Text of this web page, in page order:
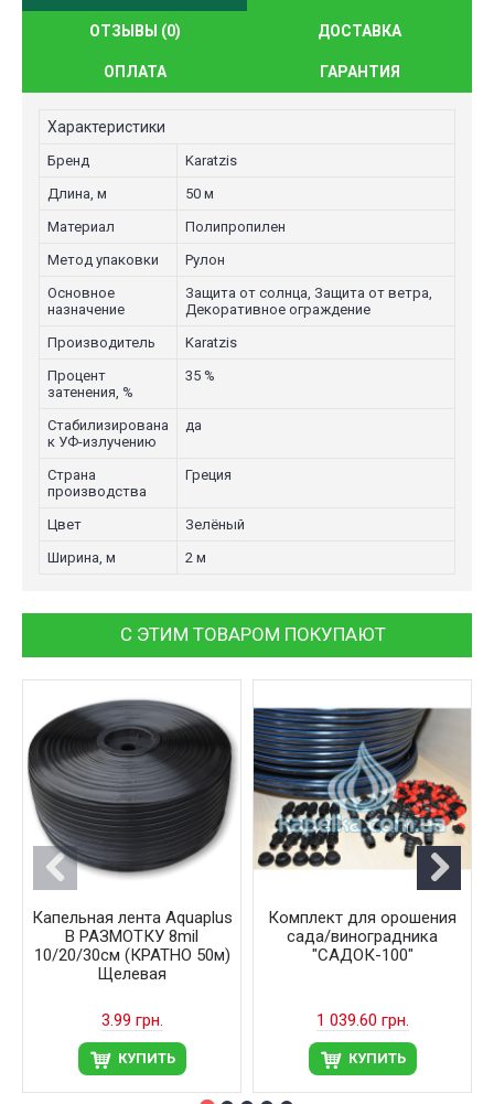
ОТЗЫВЫ (0) ДОСТАВКА
ОПЛАТА ГАРАНТИЯ
Характеристики
Бренд
Karatzis
Длина, м
50 м
Материал
Полипропилен
Метод упаковки
Рулон
Основное
назначение
Защита от солнца, Защита от ветра,
Декоративное ограждение
Производитель
Karatzis
Процент
затенения, %
35 %
Стабилизирована
к УФ-излучению
да
Страна
производства
Греция
Цвет
Зелёный
Ширина, м
2 м
С ЭТИМ ТОВАРОМ ПОКУПАЮТ
Капельная лента Aquaplus
В РАЗМОТКУ 8mil
10/20/30см (КРАТНО 50м)
Щелевая
3.99 грн.
КУПИТЬ
Комплект для орошения
сада/виноградника
"САДОК-100"
1 039.60 грн.
КУПИТЬ